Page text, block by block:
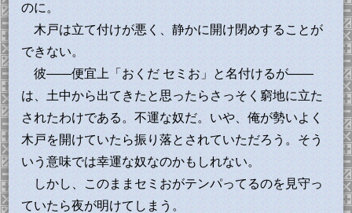
のに。
木戸は立て付けが悪く、静かに開け閉めすることが
できない。
彼――便宜上「おくだ セミお」と名付けるが――
は、土中から出てきたと思ったらさっそく窮地に立た
されたわけである。不運な奴だ。いや、俺が勢いよく
木戸を開けていたら振り落とされていただろう。そう
いう意味では幸運な奴なのかもしれない。
しかし、このままセミおがテンパってるのを見守っ
ていたら夜が明けてしまう。